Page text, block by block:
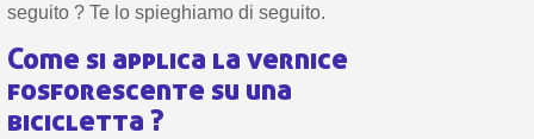
seguito ? Te lo spieghiamo di seguito.
Come si applica la vernice
fosforescente su una
bicicletta ?